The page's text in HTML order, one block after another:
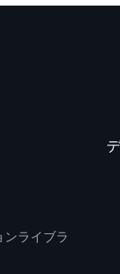
ンライブラ